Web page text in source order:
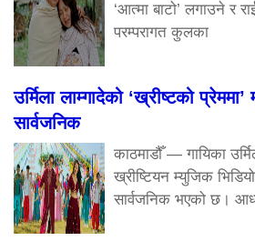
‘आत्मा बाटो’ लगाउने र
परम्परागत कुलका
उर्मिला लाम्गादेको ‘ख्रीष्टको
सार्वजनिक
काठमाडौँ — गायिका
ख्रीष्टियन म्युजिक
सार्वजनिक भएको छ।